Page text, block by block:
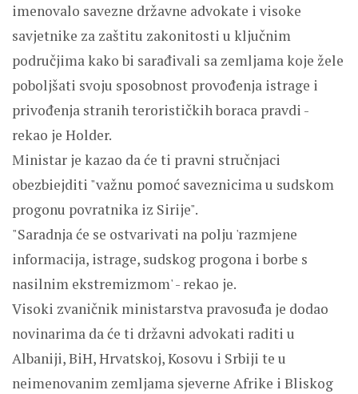
imenovalo savezne državne advokate i visoke
savjetnike za zaštitu zakonitosti u ključnim
područjima kako bi sarađivali sa zemljama koje žele
poboljšati svoju sposobnost provođenja istrage i
privođenja stranih terorističkih boraca pravdi -
rekao je Holder.
Ministar je kazao da će ti pravni stručnjaci
obezbiejditi "važnu pomoć saveznicima u sudskom
progonu povratnika iz Sirije".
"Saradnja će se ostvarivati na polju 'razmjene
informacija, istrage, sudskog progona i borbe s
nasilnim ekstremizmom' - rekao je.
Visoki zvaničnik ministarstva pravosuđa je dodao
novinarima da će ti državni advokati raditi u
Albaniji, BiH, Hrvatskoj, Kosovu i Srbiji te u
neimenovanim zemljama sjeverne Afrike i Bliskog